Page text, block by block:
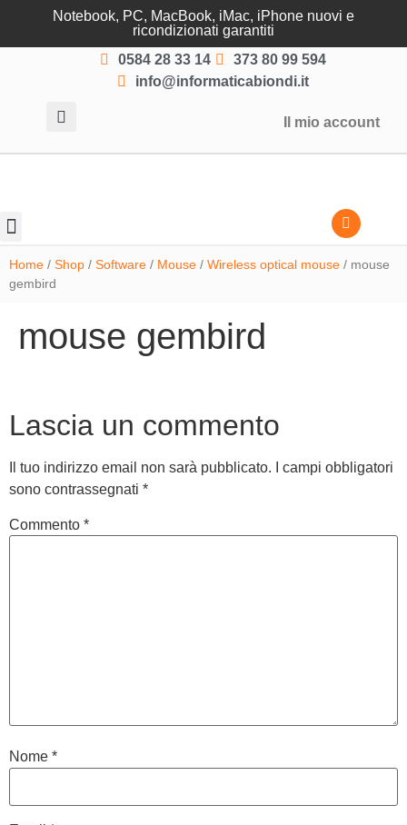
Notebook, PC, MacBook, iMac, iPhone nuovi e
ricondizionati garantiti
0584 28 33 14
373 80 99 594
info@informaticabiondi.it
Il mio account
Home / Shop / Software / Mouse / Wireless optical mouse / mouse
gembird
mouse gembird
Lascia un commento
Il tuo indirizzo email non sarà pubblicato.
I campi obbligatori
sono contrassegnati *
Commento *
Nome *